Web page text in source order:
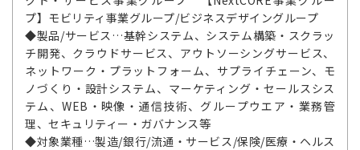
プ】モビリティ事業グループ/ビジネスデザイングループ
◆製品/サービス…基幹システム、システム構築・スクラッ
チ開発、クラウドサービス、アウトソーシングサービス、
ネットワーク・プラットフォーム、サプライチェーン、モ
ノづくり・設計システム、マーケティング・セールスシス
テム、WEB・映像・通信技術、グループウエア・業務管
理、セキュリティー・ガバナンス等
◆対象業種…製造/銀行/流通・サービス/保険/医療・ヘルス